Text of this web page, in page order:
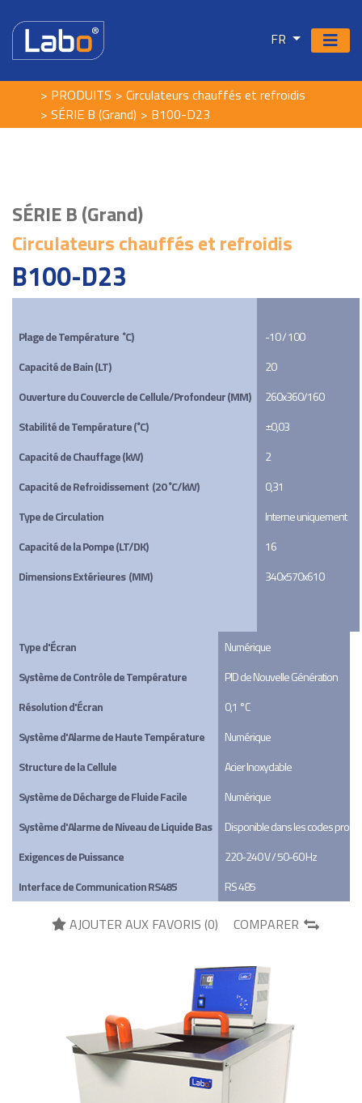
FR
PRODUITS
Circulateurs chauffés et refroidis
SÉRIE B (Grand)
B100-D23
SÉRIE B (Grand)
Circulateurs chauffés et refroidis
B100-D23
Plage de Température  ˚C)
Capacité de Bain (LT)
Ouverture du Couvercle de Cellule/Profondeur (MM)
Stabilité de Température (˚C)
Capacité de Chauffage (kW)
Capacité de Refroidissement  (20 ˚C/kW)
Type de Circulation
Capacité de la Pompe (LT/DK)
Dimensions Extérieures  (MM)
-10 / 100
20
260x360/160
±0,03
2
0,31
Interne uniquement
16
340x570x610
Type d'Écran
Numérique
Système de Contrôle de Température
PID de Nouvelle Génération
Résolution d'Écran
0,1 °C
Système d'Alarme de Haute Température
Numérique
Structure de la Cellule
Acier Inoxydable
Système de Décharge de Fluide Facile
Numérique
Système d'Alarme de Niveau de Liquide Bas
Disponible dans les codes
Exigences de Puissance
220-240 V / 50-60 Hz
Interface de Communication RS485
RS 485
AJOUTER AUX FAVORIS (0) COMPARER